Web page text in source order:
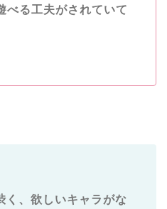
べる工夫がされていて
く、欲しいキャラがな